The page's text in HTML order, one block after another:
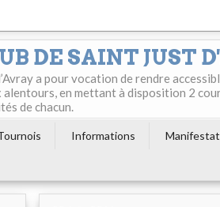
DE SAINT JUST
a pour vocation de rendre
alentours, en mettant à disposition 2
de chacun.
Informations